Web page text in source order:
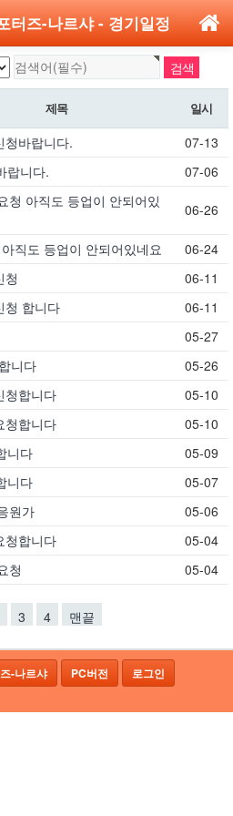
터즈-나르샤 - 경기일정
제목 일시
청바랍니다.
07-13
랍니다. 07-06
청 아직도 등업이 안되어있
06-26
직도 등업이 안되어있네요
06-24
청
06-11
청 합니다
06-11
05-27
니다
05-26
청합니다
05-10
청합니다
05-10
니다
05-09
니다
05-07
원가
05-06
청합니다
05-04
청 05-04
3 4 맨끝
-나르샤 PC버전 로그인